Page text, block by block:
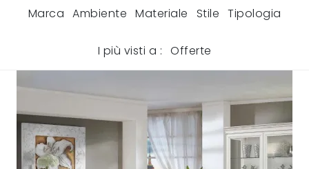
Marca Ambiente Materiale Stile Tipologia
I più visti a : Offerte